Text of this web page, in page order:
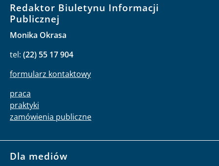
Redaktor Biuletynu Informacji
Publicznej
Monika Okrasa
tel: (22) 55 17 904
formularz kontaktowy
praca
praktyki
zamówienia publiczne
Dla mediów